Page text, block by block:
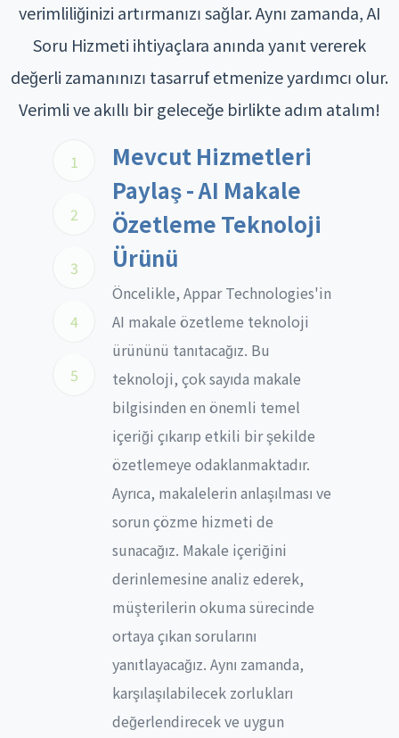
verimliliğinizi artırmanızı sağlar. Aynı zamanda, AI
Soru Hizmeti ihtiyaçlara anında yanıt vererek
değerli zamanınızı tasarruf etmenize yardımcı olur.
Verimli ve akıllı bir geleceğe birlikte adım atalım!
1
2
3
4
5
Mevcut Hizmetleri
Paylaş - AI Makale
Özetleme Teknoloji
Ürünü
Öncelikle, Appar Technologies'in
AI makale özetleme teknoloji
ürününü tanıtacağız. Bu
teknoloji, çok sayıda makale
bilgisinden en önemli temel
içeriği çıkarıp etkili bir şekilde
özetlemeye odaklanmaktadır.
Ayrıca, makalelerin anlaşılması ve
sorun çözme hizmeti de
sunacağız. Makale içeriğini
derinlemesine analiz ederek,
müşterilerin okuma sürecinde
ortaya çıkan sorularını
yanıtlayacağız. Aynı zamanda,
karşılaşılabilecek zorlukları
değerlendirecek ve uygun